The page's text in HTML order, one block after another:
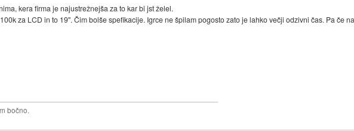
kera firma je najustrežnejša za to kar bi jst želel.
za LCD in to 19". Čim bolše spefikacije. Igrce ne špilam pogosto zato je lahko večji odzivni čas. Pa če
bočno.